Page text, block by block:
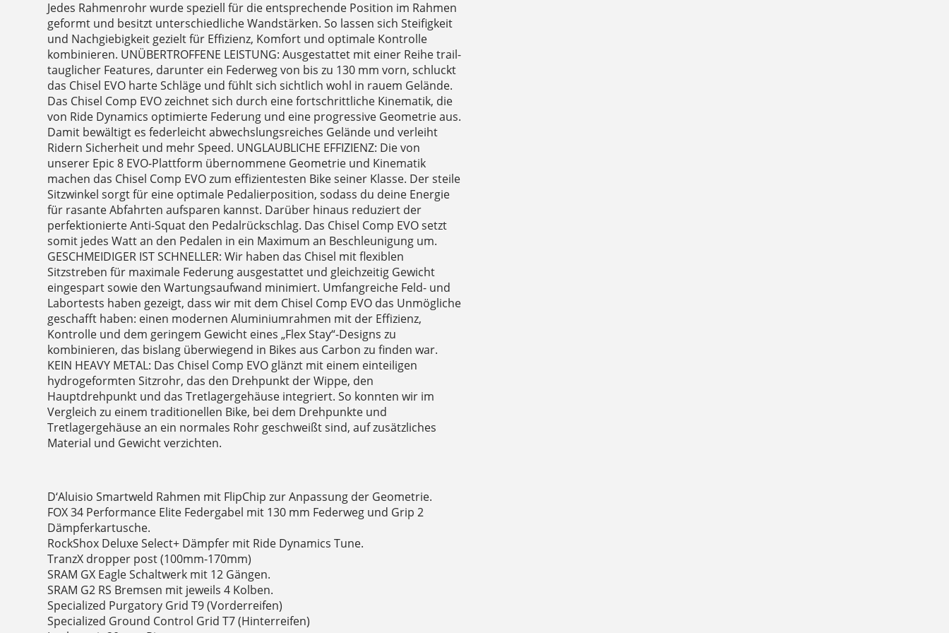
Jedes Rahmenrohr wurde speziell für die entsprechende Position im Rahmen
geformt und besitzt unterschiedliche Wandstärken. So lassen sich Steifigkeit
und Nachgiebigkeit gezielt für Effizienz, Komfort und optimale Kontrolle
kombinieren. UNÜBERTROFFENE LEISTUNG: Ausgestattet mit einer Reihe trail-
tauglicher Features, darunter ein Federweg von bis zu 130 mm vorn, schluckt
das Chisel EVO harte Schläge und fühlt sich sichtlich wohl in rauem Gelände.
Das Chisel Comp EVO zeichnet sich durch eine fortschrittliche Kinematik, die
von Ride Dynamics optimierte Federung und eine progressive Geometrie aus.
Damit bewältigt es federleicht abwechslungsreiches Gelände und verleiht
Ridern Sicherheit und mehr Speed. UNGLAUBLICHE EFFIZIENZ: Die von
unserer Epic 8 EVO-Plattform übernommene Geometrie und Kinematik
machen das Chisel Comp EVO zum effizientesten Bike seiner Klasse. Der steile
Sitzwinkel sorgt für eine optimale Pedalierposition, sodass du deine Energie
für rasante Abfahrten aufsparen kannst. Darüber hinaus reduziert der
perfektionierte Anti-Squat den Pedalrückschlag. Das Chisel Comp EVO setzt
somit jedes Watt an den Pedalen in ein Maximum an Beschleunigung um.
GESCHMEIDIGER IST SCHNELLER: Wir haben das Chisel mit flexiblen
Sitzstreben für maximale Federung ausgestattet und gleichzeitig Gewicht
eingespart sowie den Wartungsaufwand minimiert. Umfangreiche Feld- und
Labortests haben gezeigt, dass wir mit dem Chisel Comp EVO das Unmögliche
geschafft haben: einen modernen Aluminiumrahmen mit der Effizienz,
Kontrolle und dem geringem Gewicht eines „Flex Stay“-Designs zu
kombinieren, das bislang überwiegend in Bikes aus Carbon zu finden war.
KEIN HEAVY METAL: Das Chisel Comp EVO glänzt mit einem einteiligen
hydrogeformten Sitzrohr, das den Drehpunkt der Wippe, den
Hauptdrehpunkt und das Tretlagergehäuse integriert. So konnten wir im
Vergleich zu einem traditionellen Bike, bei dem Drehpunkte und
Tretlagergehäuse an ein normales Rohr geschweißt sind, auf zusätzliches
Material und Gewicht verzichten.
D‘Aluisio Smartweld Rahmen mit FlipChip zur Anpassung der Geometrie.
FOX 34 Performance Elite Federgabel mit 130 mm Federweg und Grip 2
Dämpferkartusche.
RockShox Deluxe Select+ Dämpfer mit Ride Dynamics Tune.
TranzX dropper post (100mm-170mm)
SRAM GX Eagle Schaltwerk mit 12 Gängen.
SRAM G2 RS Bremsen mit jeweils 4 Kolben.
Specialized Purgatory Grid T9 (Vorderreifen)
Specialized Ground Control Grid T7 (Hinterreifen)